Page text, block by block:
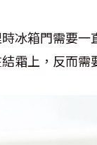
冰箱門需要
霜上，反而需